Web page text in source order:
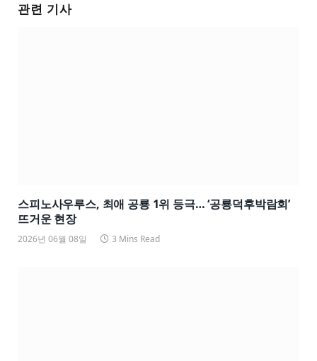
관련 기사
스피노사우루스, 최애 공룡 1위 등극… ‘공룡덕후박람회’
뜨거운 현장
2026년 06월 08일 3 Mins Read